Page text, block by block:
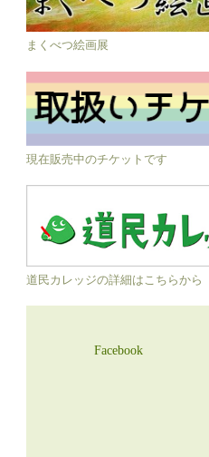
まくべつ絵画展
現在販売中のチケットです
道民カレッジの詳細はこちらから
Facebook